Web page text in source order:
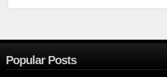
Popular Posts